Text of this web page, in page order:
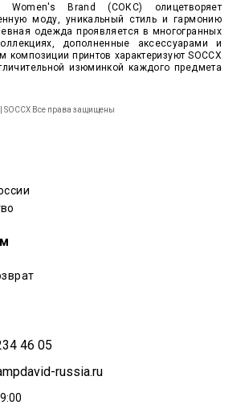
Brand (СОКС) олицетворяет
моду, уникальный стиль и гармонию
одежда проявляется в многогранных
дополненные аксессуарами и
композиции принтов характеризуют SOCCX
изюминкой каждого предмета
SOCCX Все права защищены
46 05
russia.ru